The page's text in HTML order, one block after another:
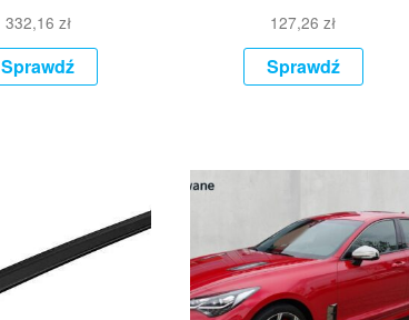
332,16 zł
Sprawdź
127,26zł
Sprawdź